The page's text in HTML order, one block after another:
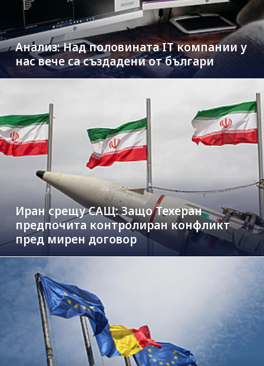
Анализ: Над половината IT компании у
нас вече са създадени от българи
Иран срещу САЩ: Защо Техеран
предпочита контролиран конфликт
пред мирен договор